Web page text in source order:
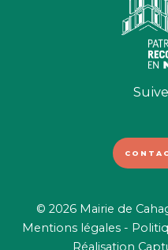
© 2026 Mairie de
Mentions légales -
Réalisation